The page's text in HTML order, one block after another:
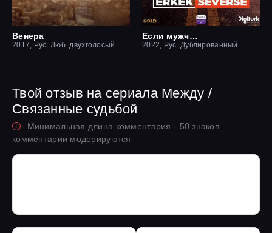
Венера
2017, Рус. Люб. двухголосый
Если мужчина влюблен
2022, Рус. Дублированный
Твой отзыв на сериала Между /
Связанные судьбой
Минимальная длина комментария - 50 знаков.
комментарии модерируются